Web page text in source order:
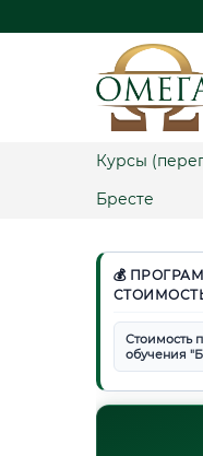
Курсы
Бресте
💰
Стоимость
обучения